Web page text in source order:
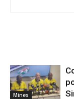
Mines